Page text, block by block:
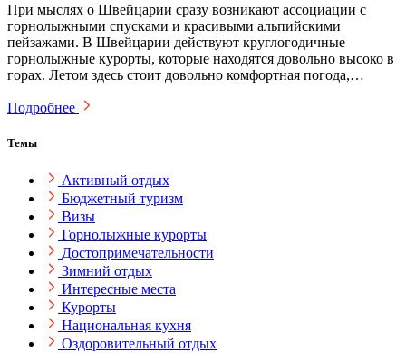
При мыслях о Швейцарии сразу возникают ассоциации с
горнолыжными спусками и красивыми альпийскими
пейзажами. В Швейцарии действуют круглогодичные
горнолыжные курорты, которые находятся довольно высоко в
горах. Летом здесь стоит довольно комфортная погода,…
Подробнее
Темы
Активный отдых
Бюджетный туризм
Визы
Горнолыжные курорты
Достопримечательности
Зимний отдых
Интересные места
Курорты
Национальная кухня
Оздоровительный отдых